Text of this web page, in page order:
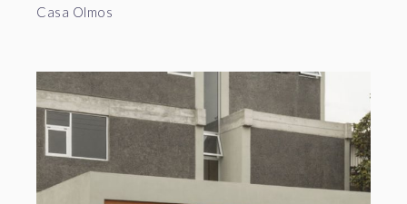
Casa Olmos